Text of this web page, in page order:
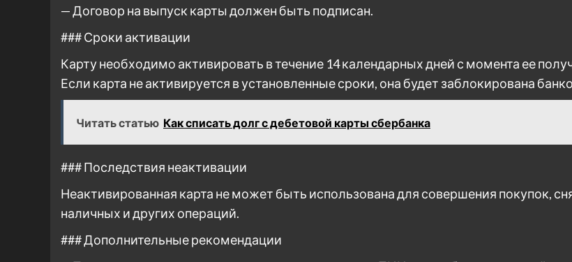
— Договор на выпуск карты должен быть подписан.
### Сроки активации
Карту необходимо активировать в течение 14 календарных дней с момента ее
Если карта не активируется в установленные сроки, она будет заблокирована
Читать статью Как списать долг с дебетовой карты сбербанка
### Последствия неактивации
Неактивированная карта не может быть использована для совершения покупок,
наличных и других операций.
### Дополнительные рекомендации